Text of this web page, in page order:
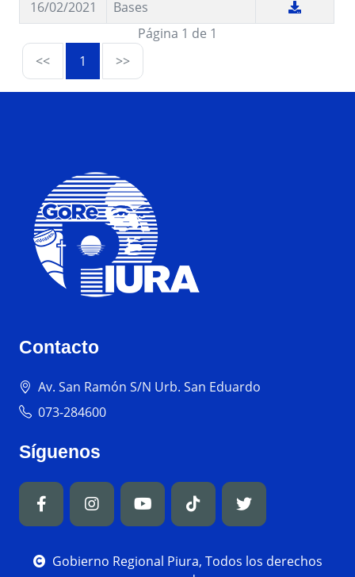
16/02/2021
Bases
Página 1 de 1
<<
1 >>
Contacto
Av. San Ramón S/N Urb. San Eduardo
073-284600
Síguenos
Gobierno Regional Piura, Todos los derechos